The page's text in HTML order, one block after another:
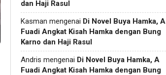
dan Haji Rasul
Kasman mengenai Di Novel Buya Hamka, A
Fuadi Angkat Kisah Hamka dengan Bung
Karno dan Haji Rasul
Andris mengenai Di Novel Buya Hamka, A
Fuadi Angkat Kisah Hamka dengan Bung